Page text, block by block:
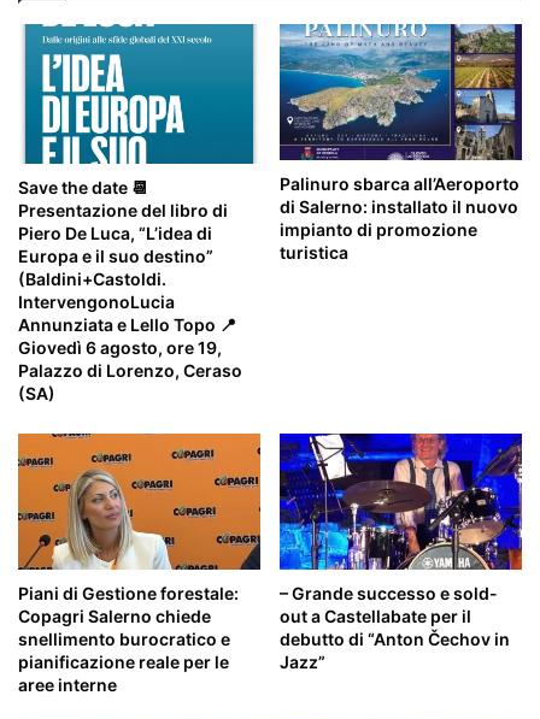
Save the date 📆
Presentazione del libro di
Piero De Luca, “L’idea di
Europa e il suo destino”
(Baldini+Castoldi.
IntervengonoLucia
Annunziata e Lello Topo 📍
Giovedì 6 agosto, ore 19,
Palazzo di Lorenzo, Ceraso
(SA)
Palinuro sbarca all’Aeroporto
di Salerno: installato il nuovo
impianto di promozione
turistica
Piani di Gestione forestale:
Copagri Salerno chiede
snellimento burocratico e
pianificazione reale per le
aree interne
– Grande successo e sold-
out a Castellabate per il
debutto di “Anton Čechov in
Jazz”